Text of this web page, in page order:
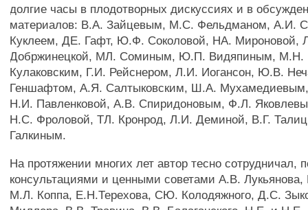
долгие часы в плодотворных дискуссиях и в
материалов: В.А. Зайцевым, М.С. Фельдманом, А.И.
Куклеем, ДЕ. Гафт, Ю.Ф. Соколовой, НА. Мироновой,
Добржинецкой, МЛ. Соминым, Ю.П. Видяпиным, М.Н.
Кулаковским, Г.И. Рейснером, Л.И. Иогансон, Ю.В.
Геншафтом, А.Я. Салтыковским, Ш.А.
Н.И. Павленковой, А.В. Спиридоновым, Ф.Л.
Н.С. Фроловой, ТЛ. Кронрод, Л.И. Деминой, В.Г.
Галкиным.
На протяжении многих лет автор тесно сотрудничал,
консультациями и ценными советами А.В.
М.Л. Коппа, Е.Н.Терехова, СЮ. Колодяжного, Д.С.